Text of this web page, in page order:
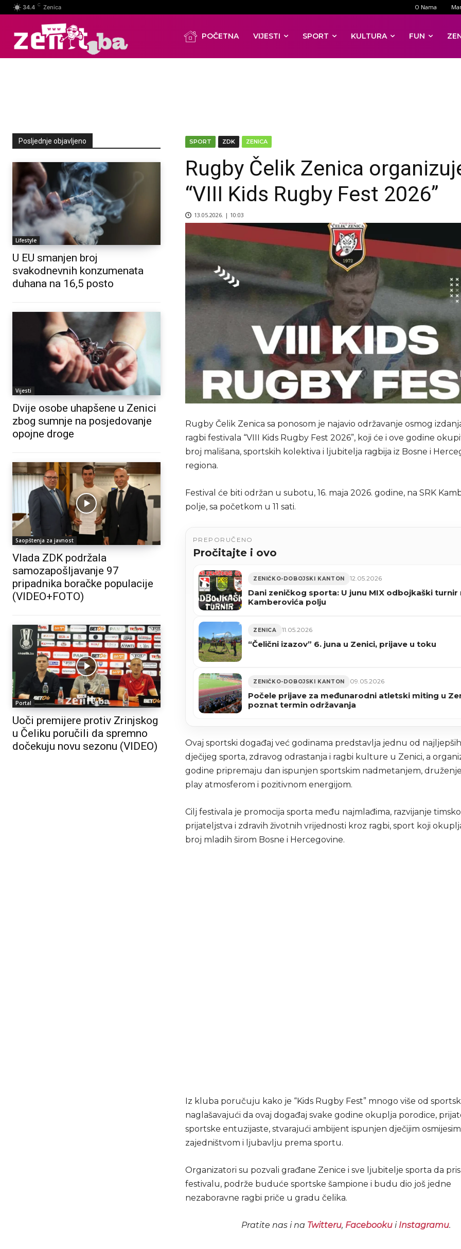
34.4 C Zenica O Nama
POČETNA VIJESTI SPORT KULTURA FUN
Posljednje objavljeno
Lifestyle
U EU smanjen broj
svakodnevnih konzumenata
duhana na 16,5 posto
Vijesti
Dvije osobe uhapšene u Zenici
zbog sumnje na posjedovanje
opojne droge
Saopštenja za javnost
Vlada ZDK podržala
samozapošljavanje 97
pripadnika boračke populacije
(VIDEO+FOTO)
Portal
Uoči premijere protiv Zrinjskog
u Čeliku poručili da spremno
dočekuju novu sezonu (VIDEO)
SPORT ZDK ZENICA
Rugby Čelik Zenica
“VIII Kids Rugby Fest 2026”
13.05.2026. | 10:03
Rugby Čelik Zenica sa ponosom je najavio održavanje osmog
ragbi festivala “VIII Kids Rugby Fest 2026”, koji će i ove godine
broj mališana, sportskih kolektiva i ljubitelja ragbija iz Bosne i
regiona.
Festival će biti održan u subotu, 16. maja 2026. godine, na SRK
polje, sa početkom u 11 sati.
PREPORUČENO
Pročitajte i ovo
ZENIČKO-DOBOJSKI KANTON 12.05.2026
Dani zeničkog sporta: U junu MIX odbojkaški turnir
Kamberovića polju
ZENICA 11.05.2026
“Čelični izazov” 6. juna u Zenici, prijave u toku
ZENIČKO-DOBOJSKI KANTON 09.05.2026
Počele prijave za međunarodni atletski miting u
poznat termin održavanja
Ovaj sportski događaj već godinama predstavlja jednu od
dječijeg sporta, zdravog odrastanja i ragbi kulture u Zenici, a
godine pripremaju dan ispunjen sportskim nadmetanjem,
play atmosferom i pozitivnom energijom.
Cilj festivala je promocija sporta među najmlađima, razvijanje
prijateljstva i zdravih životnih vrijednosti kroz ragbi, sport koji
broj mladih širom Bosne i Hercegovine.
Iz kluba poručuju kako je “Kids Rugby Fest” mnogo više od
naglašavajući da ovaj događaj svake godine okuplja porodice,
sportske entuzijaste, stvarajući ambijent ispunjen dječijim
zajedništvom i ljubavlju prema sportu.
Organizatori su pozvali građane Zenice i sve ljubitelje sporta da
festivalu, podrže buduće sportske šampione i budu dio još jedne
nezaboravne ragbi priče u gradu čelika.
Pratite nas i na Twitteru, Facebookui Instagramu.